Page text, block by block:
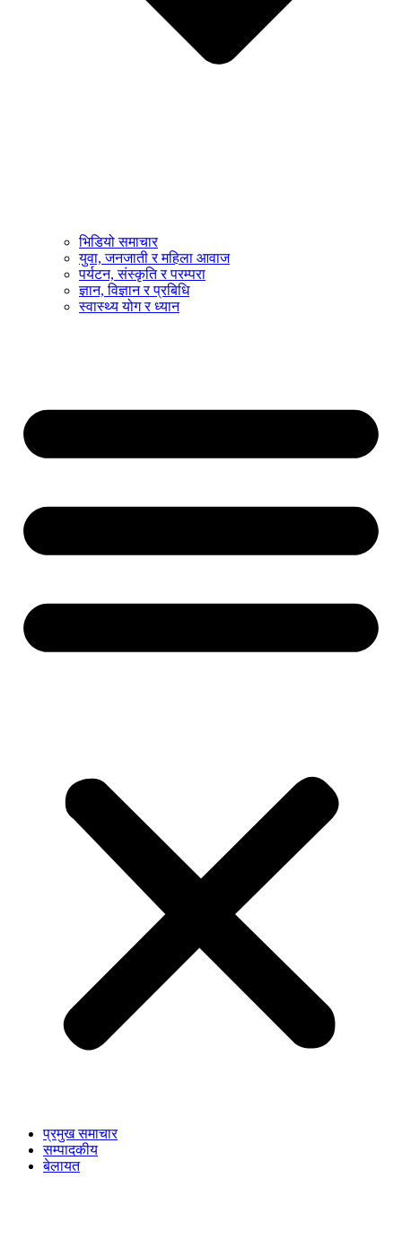
भिडियो समाचार
युवा, जनजाती र महिला आवाज
पर्यटन, संस्कृति र परम्परा
ज्ञान, विज्ञान र प्रबिधि
स्वास्थ्य योग र ध्यान
प्रमुख समाचार
सम्पादकीय
बेलायत